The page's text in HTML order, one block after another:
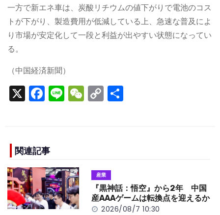
一方で新エネ車は、炭酸リチウムの値下がりで電池のコス
トが下がり、製造費用が低減している上、急速な普及によ
り市場が安定化して一段と利益が出やすい状態になってい
る。
（中国経済新聞）
X F
a
e
b
o
o
k
Li
n
W
e
C
o
n
k
関連記事
産業
『黒神話：悟空』から2年 中国
産AAAゲームは転換点を迎えるか
2026/08/7 10:30